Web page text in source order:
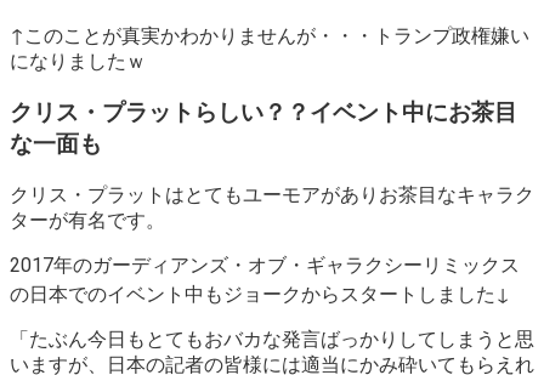
↑このことが真実かわかりませんが・・・トランプ政権嫌い
になりましたｗ
クリス・プラットらしい？？イベント中にお茶目
な一面も
クリス・プラットはとてもユーモアがありお茶目なキャラク
ターが有名です。
2017年のガーディアンズ・オブ・ギャラクシーリミックス
の日本でのイベント中もジョークからスタートしました↓
「たぶん今日もとてもおバカな発言ばっかりしてしまうと思
いますが、日本の記者の皆様には適当にかみ砕いてもらえれ